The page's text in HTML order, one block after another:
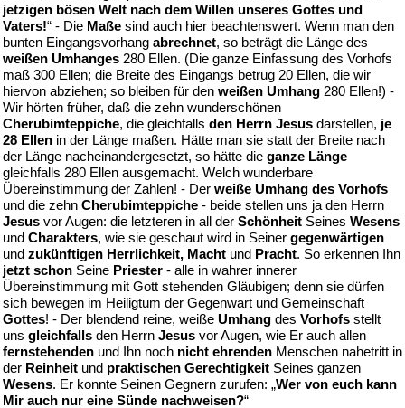
jetzigen bösen Welt nach dem Willen unseres Gottes und
Vaters!“ - Die Maße sind auch hier beachtenswert. Wenn man den
bunten Eingangsvorhang abrechnet, so beträgt die Länge des
weißen Umhanges 280 Ellen. (Die ganze Einfassung des Vorhofs
maß 300 Ellen; die Breite des Eingangs betrug 20 Ellen, die wir
hiervon abziehen; so bleiben für den weißen Umhang 280 Ellen!) -
Wir hörten früher, daß die zehn wunderschönen
Cherubimteppiche, die gleichfalls den Herrn Jesus darstellen, je
28 Ellen in der Länge maßen. Hätte man sie statt der Breite nach
der Länge nacheinandergesetzt, so hätte die ganze Länge
gleichfalls 280 Ellen ausgemacht. Welch wunderbare
Übereinstimmung der Zahlen! - Der weiße Umhang des Vorhofs
und die zehn Cherubimteppiche - beide stellen uns ja den Herrn
Jesus vor Augen: die letzteren in all der Schönheit Seines Wesens
und Charakters, wie sie geschaut wird in Seiner gegenwärtigen
und zukünftigen Herrlichkeit, Macht und Pracht. So erkennen Ihn
jetzt schon Seine Priester - alle in wahrer innerer
Übereinstimmung mit Gott stehenden Gläubigen; denn sie dürfen
sich bewegen im Heiligtum der Gegenwart und Gemeinschaft
Gottes! - Der blendend reine, weiße Umhang des Vorhofs stellt
uns gleichfalls den Herrn Jesus vor Augen, wie Er auch allen
fernstehenden und Ihn noch nicht ehrenden Menschen nahetritt in
der Reinheit und praktischen Gerechtigkeit Seines ganzen
Wesens. Er konnte Seinen Gegnern zurufen: „Wer von euch kann
Mir auch nur eine Sünde nachweisen?“